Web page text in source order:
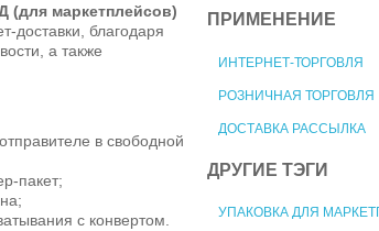
ПРИМЕНЕНИЕ
ИНТЕРНЕТ-ТОРГОВЛЯ
РОЗНИЧНАЯ ТОРГОВЛЯ
ДОСТАВКА РАССЫЛКА
ДРУГИЕ ТЭГИ
УПАКОВКА ДЛЯ
(для маркетплейсов)
доставки, благодаря
а также
в свободной
пакет;
с конвертом.